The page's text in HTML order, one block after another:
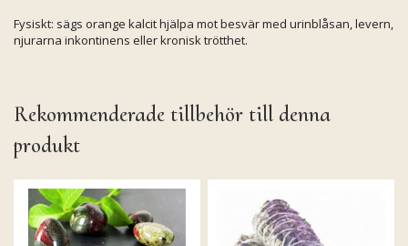
Fysiskt: sägs orange kalcit hjälpa mot besvär med urinblåsan, levern,
njurarna inkontinens eller kronisk trötthet.
Rekommenderade tillbehör till denna
produkt